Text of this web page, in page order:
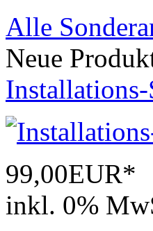
Alle
Neue
99,00EUR*
inkl. 0%